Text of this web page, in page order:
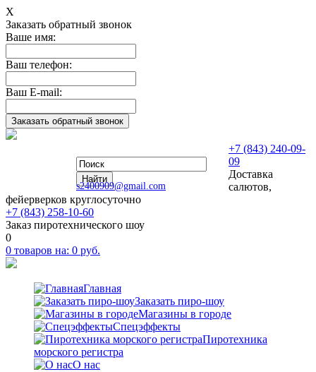
Х
Заказать обратный звонок
Ваше имя:
Ваш телефон:
Ваш E-mail:
s2400909@gmail.com
+7 (843) 240-09-
09
Доставка
салютов,
фейерверков круглосуточно
+7 (843) 258-10-60
Заказ пиротехнического шоу
0
0 товаров на: 0 руб.
Главная
Заказать пиро-шоу
Магазины в городе
Спецэффекты
Пиротехника
морского регистра
О нас